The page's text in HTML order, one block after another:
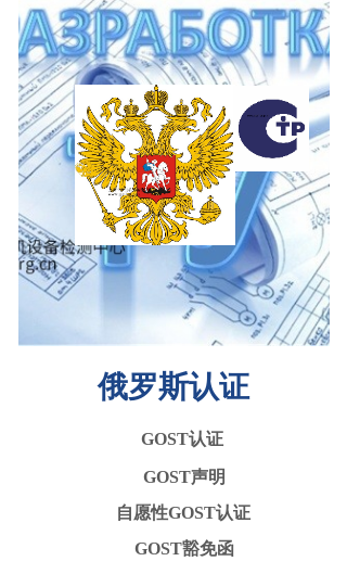
俄罗斯认证
GOST认证
GOST声明
自愿性GOST认证
GOST豁免函